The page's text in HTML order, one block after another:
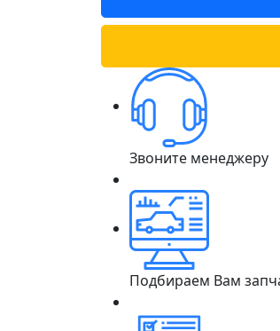
Звоните менеджеру
Подбираем Вам